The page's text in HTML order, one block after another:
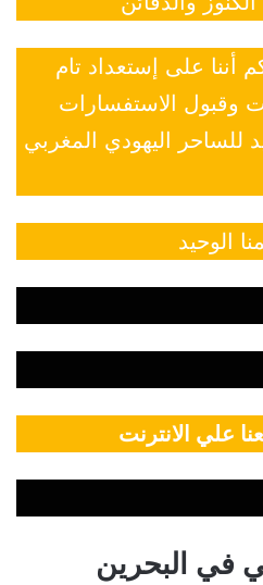
أننا على إستعداد تام
وقبول الاستفسارات
للساحر اليهودي المغربي
الوحيد
علي الانترنت
في البحرين